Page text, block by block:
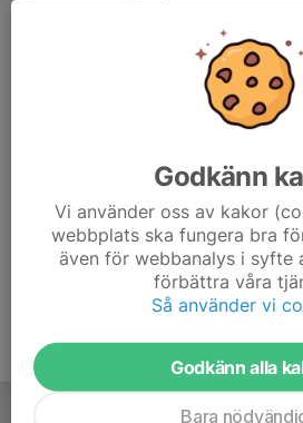
Godkänn
Vi använder oss av kakor
webbplats ska fungera bra
även för webbanalys i syfte
förbättra våra
Så använder vi
Godkänn alla
Bara